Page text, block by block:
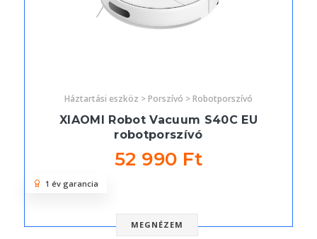
Háztartási eszköz > Porszívó > Robotporszívó
XIAOMI Robot Vacuum S40C EU
robotporszívó
52 990 Ft
MEGNÉZEM
1 év garancia